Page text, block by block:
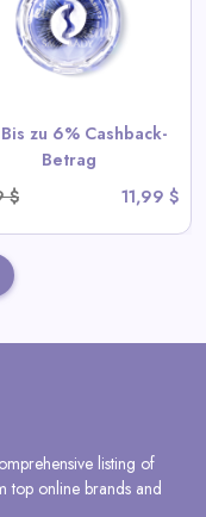
Bis zu 6% Cashback-
Betrag
$
11,99 $
listing of
top online brands and